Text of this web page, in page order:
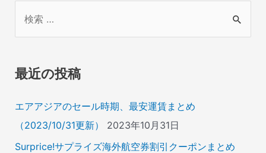
象
最近の投稿
エアアジアのセール時期、最安運賃まとめ
（2023/10/31更新）
2023年10月31日
Surprice!サプライズ海外航空券割引クーポンまとめ